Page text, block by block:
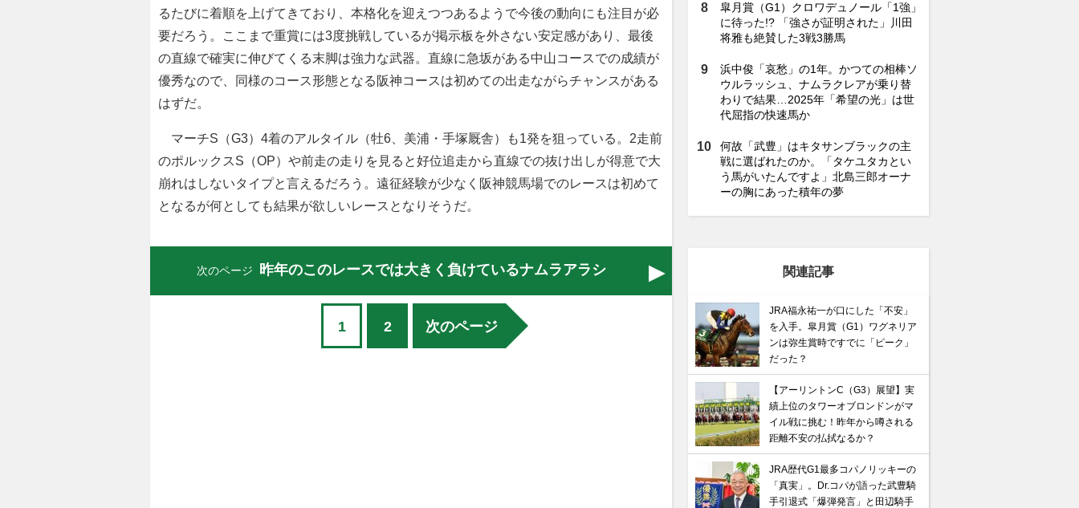
るたびに着順を上げてきており、本格化を迎えつつあるようで今後の動向にも注目が必
要だろう。ここまで重賞には3度挑戦しているが掲示板を外さない安定感があり、最後
の直線で確実に伸びてくる末脚は強力な武器。直線に急坂がある中山コースでの成績が
優秀なので、同様のコース形態となる阪神コースは初めての出走ながらチャンスがある
はずだ。
マーチS（G3）4着のアルタイル（牡6、美浦・手塚厩舎）も1発を狙っている。2走前
のポルックスS（OP）や前走の走りを見ると好位追走から直線での抜け出しが得意で大
崩れはしないタイプと言えるだろう。遠征経験が少なく阪神競馬場でのレースは初めて
となるが何としても結果が欲しいレースとなりそうだ。
次のページ 昨年のこのレースでは大きく負けているナムラアラシ
1 2 次のページ
皐月賞（G1）クロワデュノール「1強」
に待った!? 「強さが証明された」川田
将雅も絶賛した3戦3勝馬
浜中俊「哀愁」の1年。かつての相棒ソ
ウルラッシュ、ナムラクレアが乗り替
わりで結果…2025年「希望の光」は世
代屈指の快速馬か
何故「武豊」はキタサンブラックの主
戦に選ばれたのか。「タケユタカとい
う馬がいたんですよ」北島三郎オーナ
ーの胸にあった積年の夢
関連記事
JRA福永祐一が口にした「不安」
を入手。皐月賞（G1）ワグネリア
ンは弥生賞時ですでに「ピーク」
だった？
【アーリントンC（G3）展望】実
績上位のタワーオブロンドンがマ
イル戦に挑む！昨年から噂される
距離不安の払拭なるか？
JRA歴代G1最多コパノリッキーの
「真実」。Dr.コパが語った武豊騎
手引退式「爆弾発言」と田辺騎手